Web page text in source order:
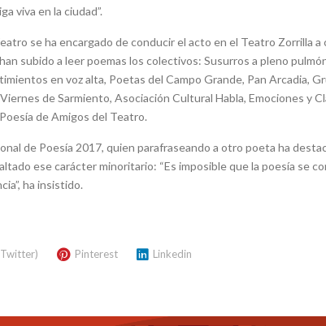
viva en la ciudad”.
se ha encargado de conducir el acto en el Teatro Zorrilla a
subido a leer poemas los colectivos: Susurros a pleno
en voz alta, Poetas del Campo Grande, Pan Arcadia,
de Sarmiento, Asociación Cultural Habla, Emociones y
de Amigos del Teatro.
de Poesía 2017, quien parafraseando a otro poeta ha
ese carácter minoritario: “Es imposible que la poesía se
ha insistido.
Pinterest Linkedin